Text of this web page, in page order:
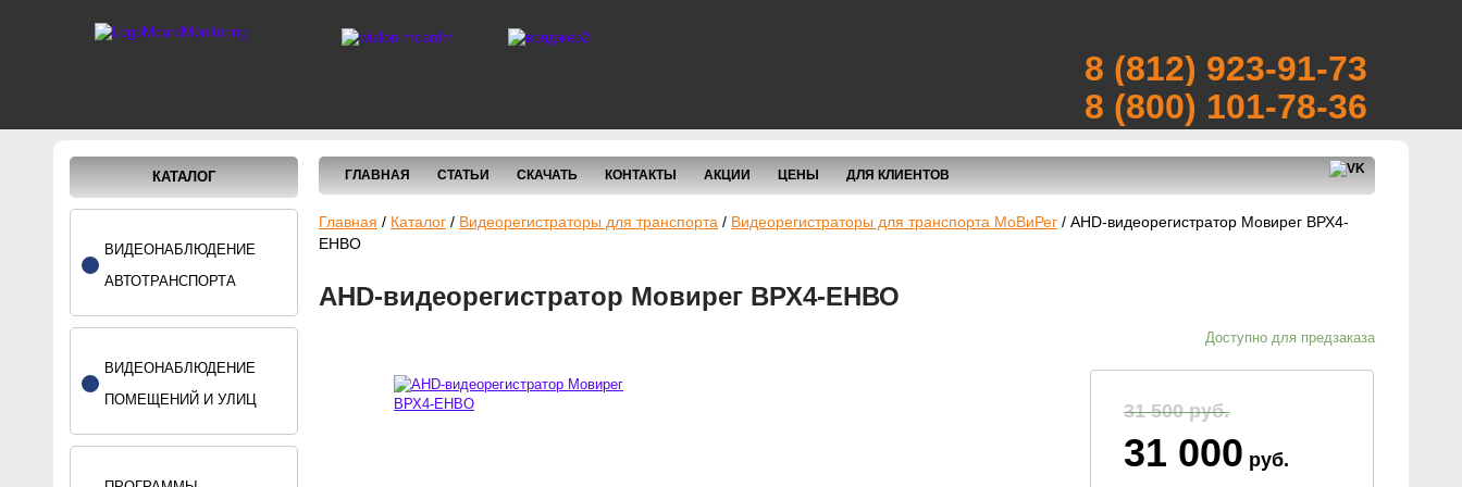
8 (812) 923-91-73
8 (800) 101-78-36
КАТАЛОГ
ВИДЕОНАБЛЮДЕНИЕ
АВТОТРАНСПОРТА
ВИДЕОНАБЛЮДЕНИЕ
ПОМЕЩЕНИЙ И УЛИЦ
ГЛАВНАЯ СТАТЬИ СКАЧАТЬ КОНТАКТЫ АКЦИИ ЦЕНЫ ДЛЯ КЛИЕНТОВ
Главная / Каталог / Видеорегистраторы для транспорта / Видеорегистраторы для транспорта МоВиРег / AHD-видеорегистратор Мовирег ВРХ4-
ЕHВО
AHD-видеорегистратор Мовирег ВРХ4-ЕHВО
Доступно для предзаказа
31 500руб.
31 000 руб.